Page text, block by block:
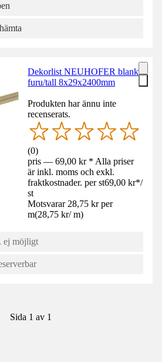
Dekorlist NEUHOFER blank
furu/tall 8x29x2400mm
Produkten har ännu inte
recenserats.
(0)
pris — 69,00 kr * Alla priser
är inkl. moms och exkl.
fraktkostnader. per st69,00 kr*/
st
Motsvarar 28,75 kr per
m(28,75 kr/ m)
ej möjligt
Sida 1 av 1